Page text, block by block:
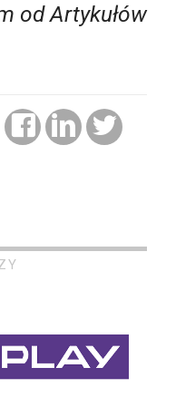
od Artykułów